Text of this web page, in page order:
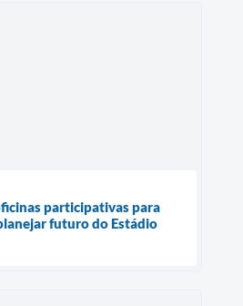
participativas para
futuro do Estádio